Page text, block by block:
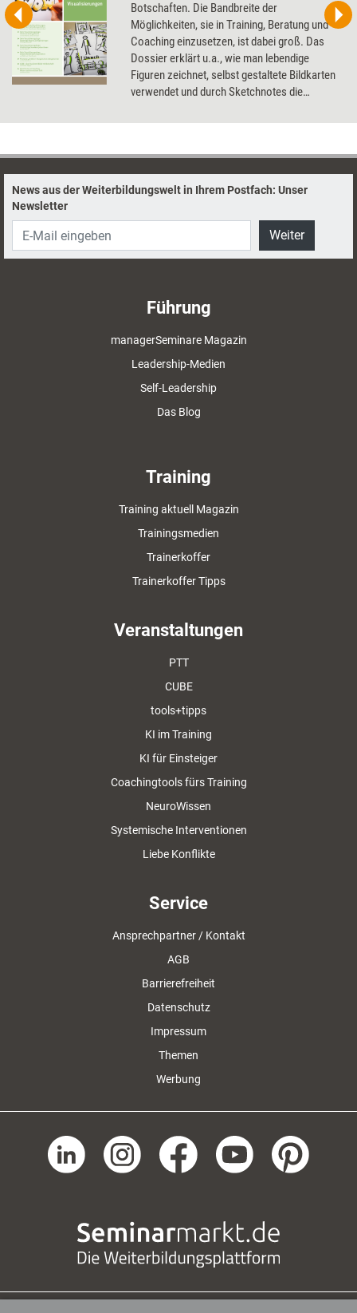
Botschaften. Die Bandbreite der
Möglichkeiten, sie in Training, Beratung und
Coaching einzusetzen, ist dabei groß. Das
Dossier erklärt u.a., wie man lebendige
Figuren zeichnet, selbst gestaltete Bildkarten
verwendet und durch Sketchnotes die
News aus der Weiterbildungswelt in Ihrem Postfach: Unser
Newsletter
Weiter
Führung
managerSeminare Magazin
Leadership-Medien
Self-Leadership
Das Blog
Training
Training aktuell Magazin
Trainingsmedien
Trainerkoffer
Trainerkoffer Tipps
Veranstaltungen
PTT
CUBE
tools+tipps
KI im Training
KI für Einsteiger
Coachingtools fürs Training
NeuroWissen
Systemische Interventionen
Liebe Konflikte
Service
Ansprechpartner / Kontakt
AGB
Barrierefreiheit
Datenschutz
Impressum
Themen
Werbung